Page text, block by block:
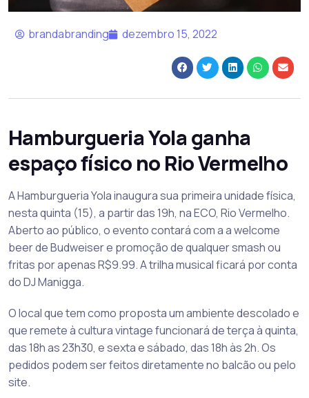
brandabranding dezembro 15, 2022
Hamburgueria Yola ganha
espaço físico no Rio Vermelho
A Hamburgueria Yola inaugura sua primeira unidade física,
nesta quinta (15), a partir das 19h, na ECO, Rio Vermelho.
Aberto ao público, o evento contará com a a welcome
beer de Budweiser e promoção de qualquer smash ou
fritas por apenas R$9.99. A trilha musical ficará por conta
do DJ Manigga.
O local que tem como proposta um ambiente descolado e
que remete à cultura vintage funcionará de terça à quinta,
das 18h as 23h30, e sexta e sábado, das 18h às 2h. Os
pedidos podem ser feitos diretamente no balcão ou pelo
site.